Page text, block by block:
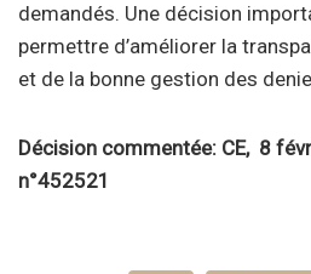
demandés. Une décision
permettre d’améliorer la
et de la bonne gestion des
Décision commentée: CE, 8
n°452521